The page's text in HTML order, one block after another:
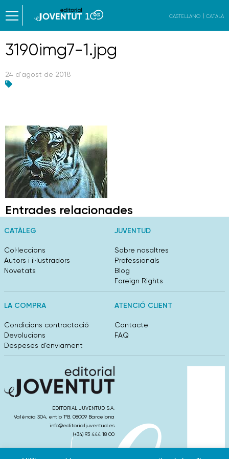
CASTELLANO CATALÀ
3190img7-1.jpg
24 d'agost de 2018
Entrades relacionades
CATÀLEG
Col·leccions
Autors i il·lustradors
Novetats
JUVENTUD
Sobre nosaltres
Professionals
Blog
Foreign Rights
LA COMPRA
Condicions contractació
Devolucions
Despeses d’enviament
ATENCIÓ CLIENT
Contacte
FAQ
EDITORIAL JUVENTUD S.A.
València 304, entlo 1ºB. 08009 Barcelona
info@editorialjuventud.es
(+34) 93 444 18 00